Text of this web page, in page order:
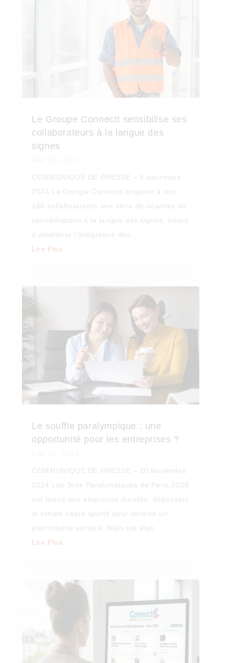
Le Groupe Connectt sensibilise ses
collaborateurs à la langue des
signes
COMMUNIQUE DE PRESSE – 5 décembre
2024 Le Groupe Connectt propose à ses
166 collaborateurs une série de séances de
sensibilisation à la langue des signes, visant
à améliorer l’intégration des...
Lire Plus
Le souffle paralympique : une
opportunité pour les entreprises ?
COMMUNIQUE DE PRESSE – 20 Novembre
2024 Les Jeux Paralympiques de Paris 2024
ont laissé une empreinte durable, dépassant
le simple cadre sportif pour devenir un
phénomène sociétal. Mais cet élan...
Lire Plus